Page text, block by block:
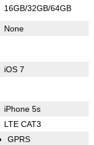
16GB/32GB/64GB
None
iOS 7
iPhone 5s
LTE CAT3
GPRS